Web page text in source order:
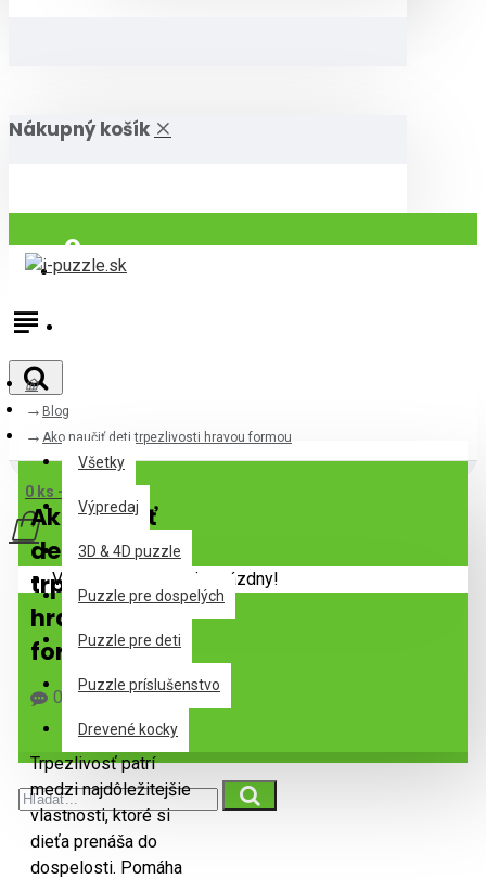
Nákupný košík
Prihlásiť
Všetky
Všetky
Výpredaj
3D & 4D puzzle
Puzzle pre dospelých
Puzzle pre deti
Puzzle príslušenstvo
Drevené kocky
0 ks - 0,00€
Váš nákupný košík je prázdny!
Blog
Ako naučiť deti trpezlivosti hravou formou
Ako naučiť
deti
trpezlivosti
hravou
formou
0 Komentár(e) 468 Zobrazenie(a)
Trpezlivosť patrí
medzi najdôležitejšie
vlastnosti, ktoré si
dieťa prenáša do
dospelosti. Pomáha